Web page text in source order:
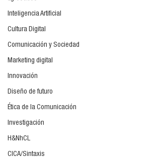
Inteligencia Artificial
Cultura Digital
Comunicación y Sociedad
Marketing digital
Innovación
Diseño de futuro
Ética de la Comunicación
Investigación
H&NhCL
CICA/Sintaxis